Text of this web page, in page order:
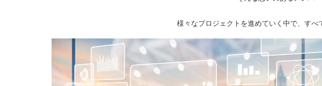
様々なプロジェクトを進めていく中で、すべ